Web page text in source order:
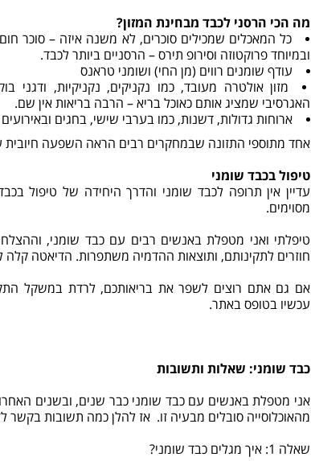
מה הכי הרסני לכבד מבחינת המזון?
כל המאכלים שמכילים סוכרים, לא משנה איזה – סוכר
ובמיוחד פרוקטוזה וסירופ תירס – הרסניים ביותר לכבד.
עודף שומנים רווים (מן החי) ושומני טראנס
מזון אולטרה מעובד, כמו נקניקים, נקניקיות, ודגני
האגרסיבי שמציג אותם כאוכל בריא – הרבה בריאות אין שם.
ארוחות גדולות, דשנות, כמו בערבי שישי, בחגים
אחד מתוספי התזונה שבמחקרים רבים הראה השפעה חיובית
טיפול בכבד שומני
עדיין אין תרופה לכבד שומני והדרך היחידה של טיפול
מסוימים.
טיפלתי ואני מטפלת באנשים רבים עם כבד שומני,
חוזרים לתקינותם, ותוצאות ההדמיה משתפרות. הדיאטה קלה
אם גם אתם רוצים לשפר את בריאותכם, לרדת במשקל התקשרו לטלפון
עכשיו בטופס באתר.
כבד שומני: שאלות ותשובות
מהאוכלוסייה סובלים מבעיה זו. אז להלן כמה תשובות בקשר
שאלה 1: איך מגלים כבד שומני?